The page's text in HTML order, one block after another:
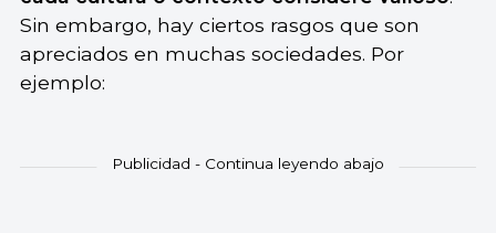
Sin embargo, hay ciertos rasgos que son
apreciados en muchas sociedades. Por
ejemplo: